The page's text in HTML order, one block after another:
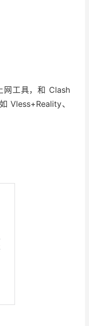
网工具，和 Clash
Vless+Reality、